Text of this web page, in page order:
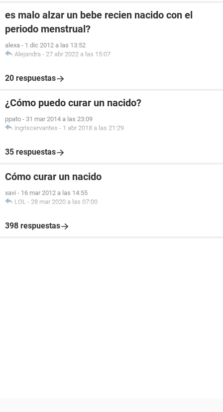
es malo alzar un bebe recien nacido con el
periodo menstrual?
alexa - 1 dic 2012 a las 13:52
Alejandra - 27 abr 2022 a las 15:07
20 respuestas
¿Cómo puedo curar un nacido?
ppato - 31 mar 2014 a las 23:09
ingriscervantes - 1 abr 2018 a las 21:29
35 respuestas
Cómo curar un nacido
xavi - 16 mar 2012 a las 14:55
LOL - 28 mar 2020 a las 07:00
398 respuestas